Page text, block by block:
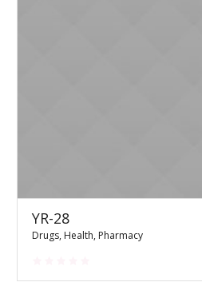
YR-28
Drugs, Health, Pharmacy